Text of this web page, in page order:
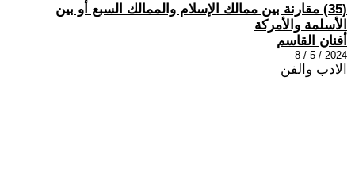
(35) مقارنة بين ممالك الإسلام والممالك السبع أو بين
الأسلمة والأمركة
أفنان القاسم
2024 / 5 / 8
الادب والفن